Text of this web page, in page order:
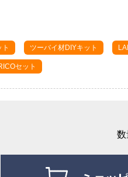
ツーバイ材DIYキット
セット
数